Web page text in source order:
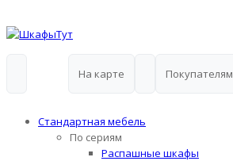
На карте Покупателям
Стандартная мебель
По сериям
Распашные шкафы